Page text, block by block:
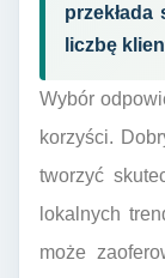
liczbę
Wybór
korzyści.
tworzyć
lokalnych
może